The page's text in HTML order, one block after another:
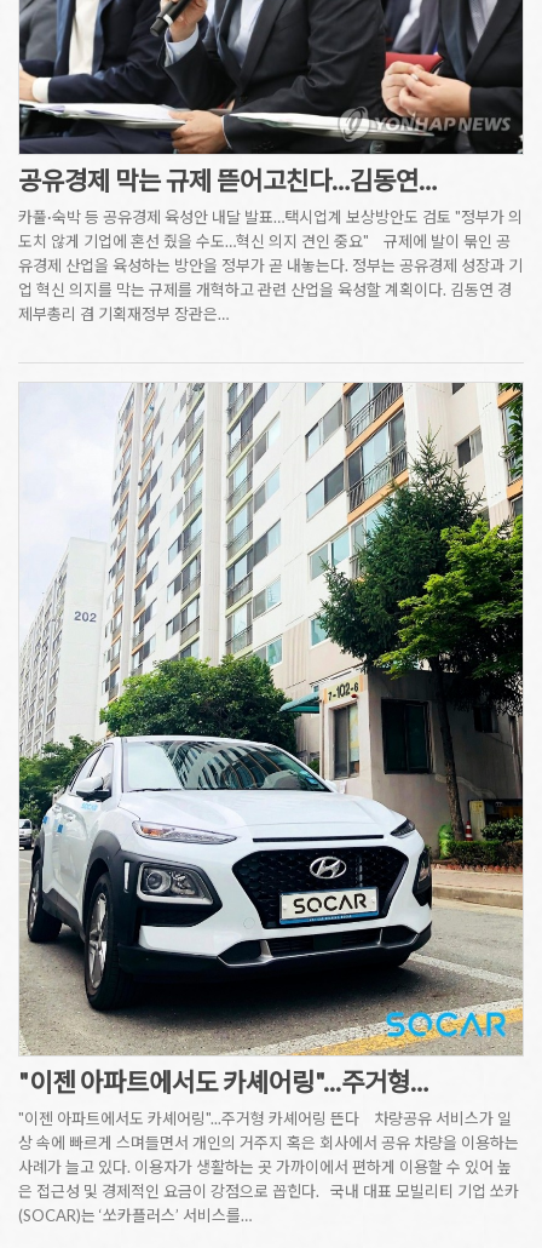
공유경제 막는 규제 뜯어고친다…김동연…
카풀·숙박 등 공유경제 육성안 내달 발표…택시업계 보상방안도 검토 "정부가 의
도치 않게 기업에 혼선 줬을 수도…혁신 의지 견인 중요" 규제에 발이 묶인 공
유경제 산업을 육성하는 방안을 정부가 곧 내놓는다. 정부는 공유경제 성장과 기
업 혁신 의지를 막는 규제를 개혁하고 관련 산업을 육성할 계획이다. 김동연 경
제부총리 겸 기획재정부 장관은…
"이젠 아파트에서도 카셰어링"...주거형…
"이젠 아파트에서도 카셰어링"...주거형 카셰어링 뜬다 차량공유 서비스가 일
상 속에 빠르게 스며들면서 개인의 거주지 혹은 회사에서 공유 차량을 이용하는
사례가 늘고 있다. 이용자가 생활하는 곳 가까이에서 편하게 이용할 수 있어 높
은 접근성 및 경제적인 요금이 강점으로 꼽힌다. 국내 대표 모빌리티 기업 쏘카
(SOCAR)는 ‘쏘카플러스’ 서비스를…